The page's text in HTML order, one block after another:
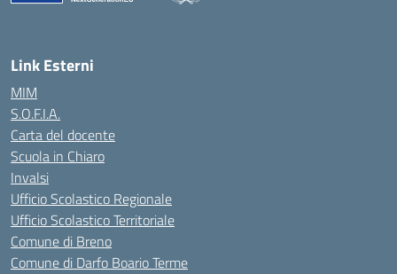
Link Esterni
MIM
S.O.F.I.A.
Carta del docente
Scuola in Chiaro
Invalsi
Ufficio Scolastico Regionale
Ufficio Scolastico Territoriale
Comune di Breno
Comune di Darfo Boario Terme